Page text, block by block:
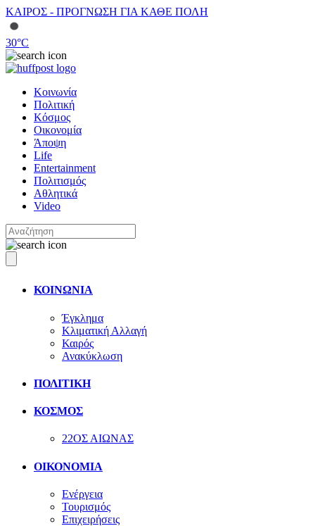
ΚΑΙΡΟΣ - ΠΡΟΓΝΩΣΗ ΓΙΑ ΚΑΘΕ ΠΟΛΗ
30°C
Κοινωνία
Πολιτική
Κόσμος
Οικονομία
Άποψη
Life
Entertainment
Πολιτισμός
Αθλητικά
Video
ΚΟΙΝΩΝΙΑ
Έγκλημα
Κλιματική Αλλαγή
Καιρός
Ανακύκλωση
ΠΟΛΙΤΙΚΗ
ΚΟΣΜΟΣ
22ΟΣ ΑΙΩΝΑΣ
ΟΙΚΟΝΟΜΙΑ
Ενέργεια
Τουρισμός
Επιχειρήσεις